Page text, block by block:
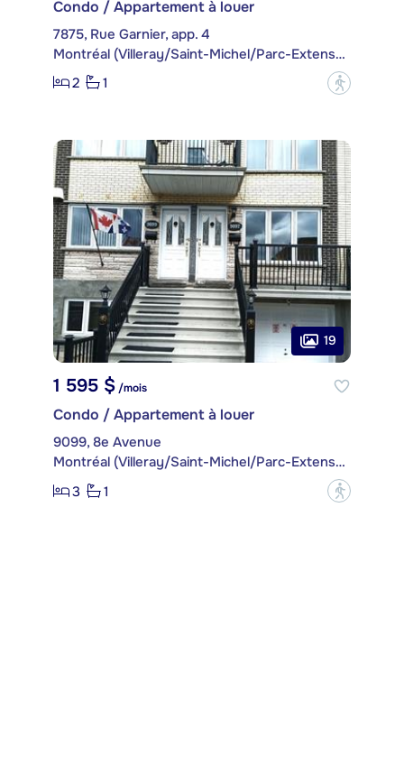
Condo / Appartement à louer
7875, Rue Garnier, app. 4
Montréal (Villeray/Saint-Michel/Parc-Extension)
2
1 ?
19
1 595 $/mois
Condo / Appartement à louer
9099, 8e Avenue
Montréal (Villeray/Saint-Michel/Parc-Extension)
3
1 ?